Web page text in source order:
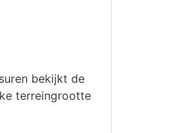
bekijkt de
terreingrootte